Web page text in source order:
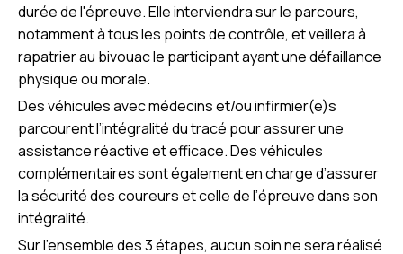
durée de l'épreuve. Elle interviendra sur le parcours,
notamment à tous les points de contrôle, et veillera à
rapatrier au bivouac le participant ayant une défaillance
physique ou morale.
Des véhicules avec médecins et/ou infirmier(e)s
parcourent l’intégralité du tracé pour assurer une
assistance réactive et efficace. Des véhicules
complémentaires sont également en charge d’assurer
la sécurité des coureurs et celle de l’épreuve dans son
intégralité.
Sur l’ensemble des 3 étapes, aucun soin ne sera réalisé